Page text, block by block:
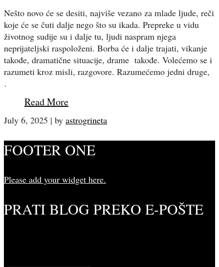
Nešto novo će se desiti, najviše vezano za mlade ljude, reči
koje će se čuti dalje nego što su ikada. Prepreke u vidu
životnog sudije su i dalje tu, ljudi naspram njega
neprijateljski raspoloženi. Borba će i dalje trajati, vikanje
takođe, dramatične situacije, drame takođe. Volećemo se i
razumeti kroz misli, razgovore. Razumećemo jedni druge,
…
Read More
July 6, 2025 | by astrogrineta
FOOTER ONE
Please add your widget here.
PRATI BLOG PREKO E-POŠTE